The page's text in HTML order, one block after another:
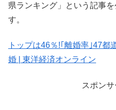
県ランキング」という記事
す。
トップは46％!｢離婚率｣47都
婚 | 東洋経済オンライン
スポン